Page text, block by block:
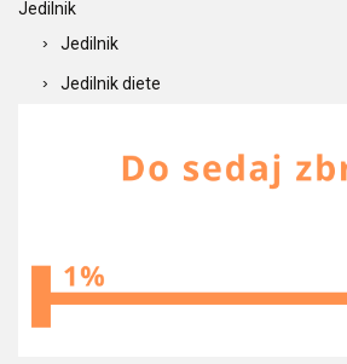
Jedilnik
Jedilnik
Jedilnik diete